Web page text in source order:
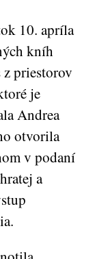
10. apríla
kníh
priestorov
je
Andrea
otvorila
v podaní
a